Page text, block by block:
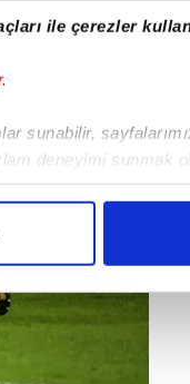
ile çerezler
sunabilir,
deneyimi sunmak
reklamların
hedefli
üçüncü kişilere ait
çerezler bilgi toplumu
ve